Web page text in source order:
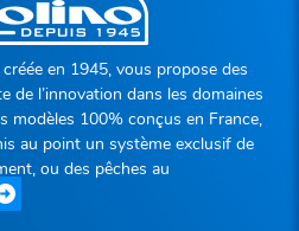
en 1945, vous propose des
de l’innovation dans les domaines
modèles 100% conçus en France,
au point un système exclusif de
ou des pêches au